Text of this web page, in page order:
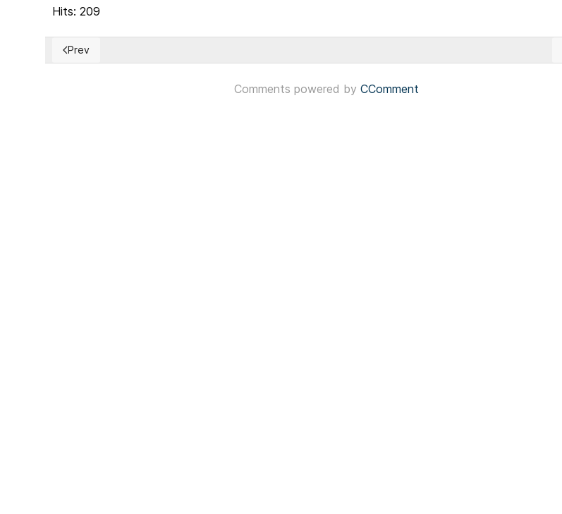
Hits: 209
Previous article: EUA: Fallece ex vicepresidente Dick Cheney
Prev
Comments powered byCComment